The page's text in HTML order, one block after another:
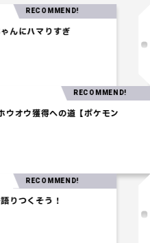
マりすぎ
パ】ホウオウ獲得への道【ポケモン
RECOMMEND!
そう！